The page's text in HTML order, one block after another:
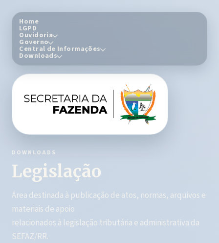
Home
LGPD
Ouvidoria
Governo
Central de Informações
Downloads
DOWNLOADS
Legislação
Área destinada à publicação de atos, normas, arquivos e
materiais de apoio
relacionados à legislação tributária e administrativa da
SEFAZ/RR.